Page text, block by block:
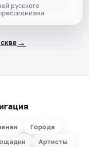
русского
→
Города
Артисты